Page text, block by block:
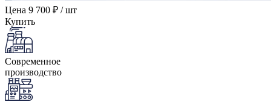
Цена 9 700 ₽ / шт
Купить
Современное
производство